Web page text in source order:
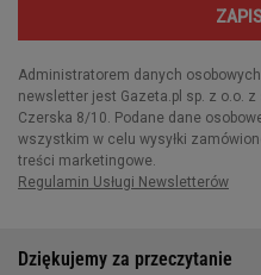
Dziękujemy za przeczytanie